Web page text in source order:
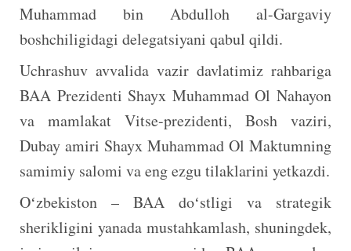
Muhammad bin Abdulloh al-Gargaviy
boshchiligidagi delegatsiyani qabul qildi.
Uchrashuv avvalida vazir davlatimiz rahbariga
BAA Prezidenti Shayx Muhammad Ol Nahayon
va mamlakat Vitse-prezidenti, Bosh vaziri,
Dubay amiri Shayx Muhammad Ol Maktumning
samimiy salomi va eng ezgu tilaklarini yetkazdi.
Oʻzbekiston – BAA doʻstligi va strategik
sherikligini yanada mustahkamlash, shuningdek,